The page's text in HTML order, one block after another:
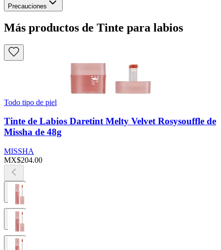
Precauciones
Más productos de Tinte para labios
Todo tipo de piel
Tinte de Labios Daretint Melty Velvet Rosysouffle de
Missha de 48g
MISSHA
MX$204.00